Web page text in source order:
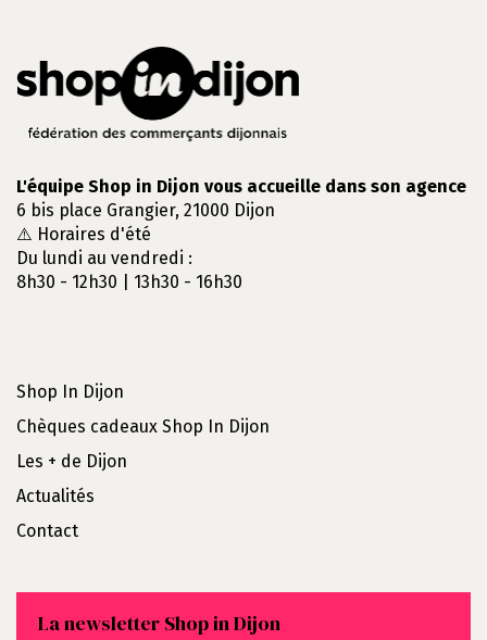
L'équipe Shop in Dijon vous accueille dans son agence
6 bis place Grangier, 21000 Dijon
⚠️ Horaires d'été
Du lundi au vendredi :
8h30 - 12h30 | 13h30 - 16h30
Shop In Dijon
Chèques cadeaux Shop In Dijon
Les + de Dijon
Actualités
Contact
La newsletter Shop in Dijon